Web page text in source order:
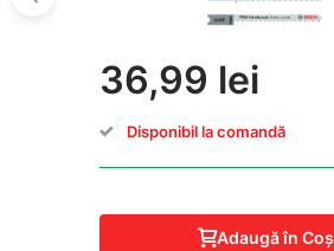
36,99 lei
Disponibil la comandă
Adaugă în Coş